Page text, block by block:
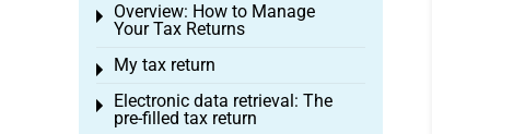
Overview: How to Manage
Your Tax Returns
Toggle menu
My tax return
Toggle menu
Electronic data retrieval: The
pre-filled tax return
Toggle menu